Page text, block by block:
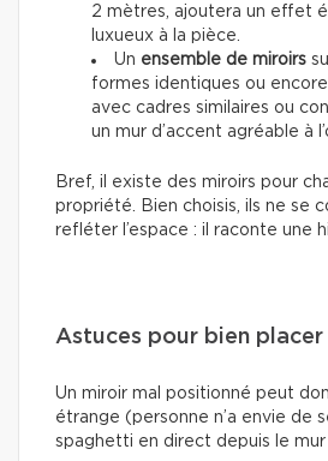
2 mètres, ajoutera un effet
luxueux à la pièce.
Un ensemble de miroirs
formes identiques ou
avec cadres similaires ou
un mur d’accent agréable à
Bref, il existe des miroirs pour
propriété. Bien choisis, ils ne se
refléter l’espace : il raconte une
Astuces pour bien placer
Un miroir mal positionné peut
étrange (personne n’a envie de
spaghetti en direct depuis le mur